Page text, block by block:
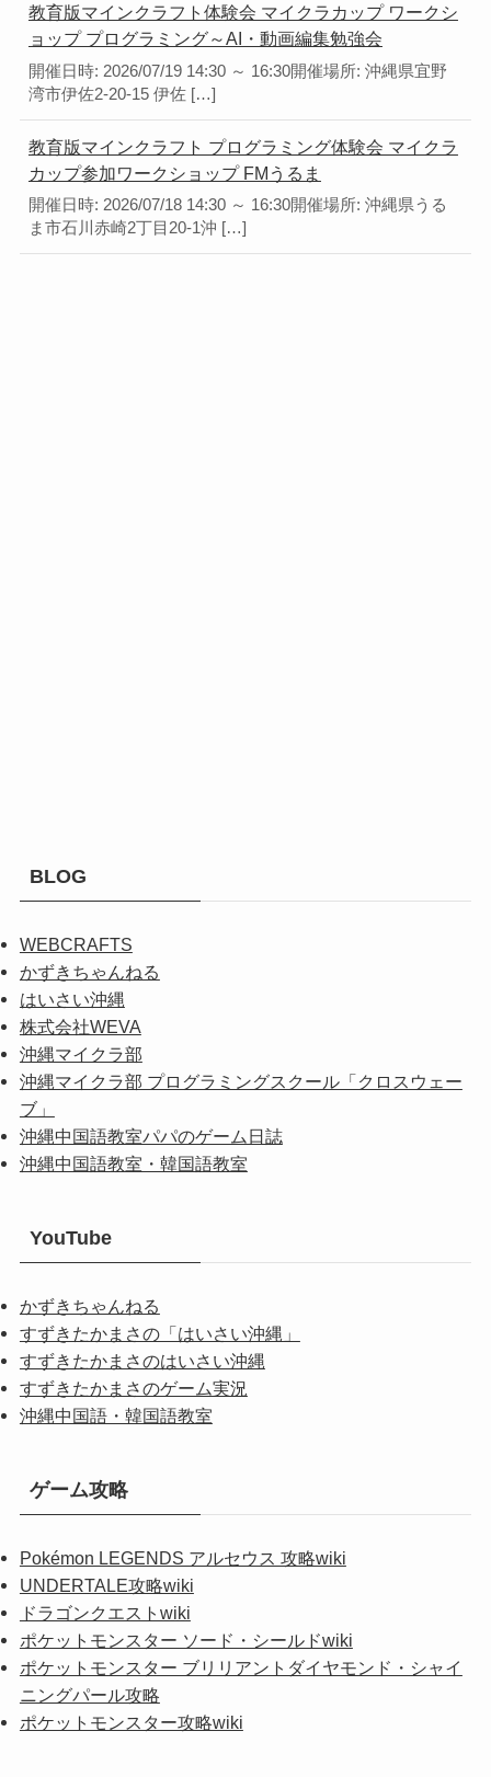
教育版マインクラフト体験会 マイクラカップ ワークシ
ョップ プログラミング～AI・動画編集勉強会
開催日時: 2026/07/19 14:30 ～ 16:30開催場所: 沖縄県宜野
湾市伊佐2-20-15 伊佐 […]
教育版マインクラフト プログラミング体験会 マイクラ
カップ参加ワークショップ FMうるま
開催日時: 2026/07/18 14:30 ～ 16:30開催場所: 沖縄県うる
ま市石川赤崎2丁目20-1沖 […]
BLOG
WEBCRAFTS
かずきちゃんねる
はいさい沖縄
株式会社WEVA
沖縄マイクラ部
沖縄マイクラ部 プログラミングスクール「クロスウェー
ブ」
沖縄中国語教室パパのゲーム日誌
沖縄中国語教室・韓国語教室
YouTube
かずきちゃんねる
すずきたかまさの「はいさい沖縄」
すずきたかまさのはいさい沖縄
すずきたかまさのゲーム実況
沖縄中国語・韓国語教室
ゲーム攻略
Pokémon LEGENDS アルセウス 攻略wiki
UNDERTALE攻略wiki
ドラゴンクエストwiki
ポケットモンスター ソード・シールドwiki
ポケットモンスター ブリリアントダイヤモンド・シャイ
ニングパール攻略
ポケットモンスター攻略wiki